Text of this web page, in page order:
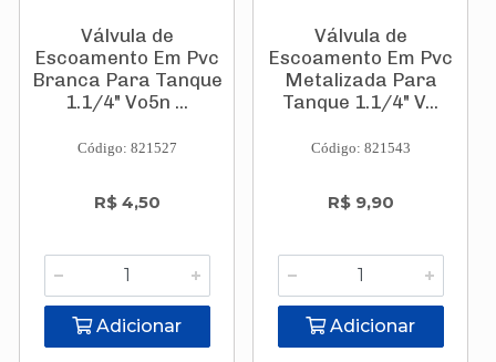
Válvula de
Escoamento Em Pvc
Branca Para Tanque
1.1/4" Vo5n ...
Código: 821527
R$ 4,50
Adicionar
Válvula de
Escoamento Em Pvc
Metalizada Para
Tanque 1.1/4" V...
Código: 821543
R$ 9,90
Adicionar